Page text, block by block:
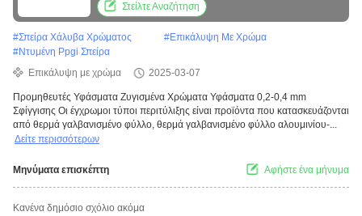
Στείλτε Αναζήτηση
#Σπείρα Χάλυβα Χρώματος #Επικάλυψη Με Χρώμα
#Ντυμένη Ppgi Σπείρα
Επικάλυψη με χρώμα
2025-03-07
Προμηθευτές Υφάσματα Ζυγισμένα Χρώματα Υφάσματα 0,2-0,4 mm
Σφίγγισης Οι έγχρωμοι τύποι περιτύλιξης είναι προϊόντα που κατασκευάζονται
από θερμά γαλβανισμένο φύλλο, θερμά γαλβανισμένο φύλλο αλουμινίου-...
Δείτε περισσότερων
Μηνύματα επισκέπτη Αφήστε ένα μήνυμα
Κανένα δημόσιο σχόλιο ακόμα